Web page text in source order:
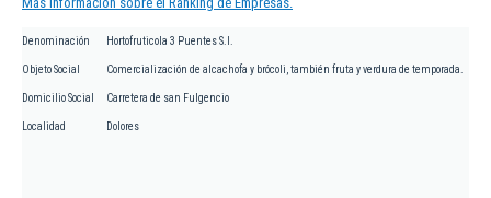
Denominación Hortofruticola 3 Puentes S.l.
Objeto Social Comercialización de alcachofa y brócoli, también fruta y verdura de temporada.
Domicilio Social Carretera de san Fulgencio
Localidad Dolores